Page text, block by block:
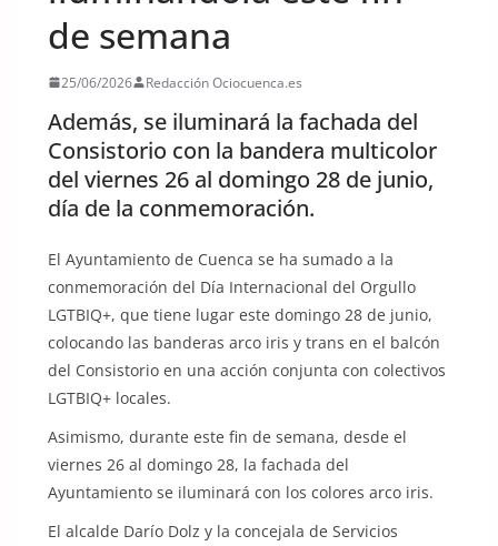
de semana
25/06/2026 Redacción Ociocuenca.es
Además, se iluminará la fachada del
Consistorio con la bandera multicolor
del viernes 26 al domingo 28 de junio,
día de la conmemoración.
El Ayuntamiento de Cuenca se ha sumado a la
conmemoración del Día Internacional del Orgullo
LGTBIQ+, que tiene lugar este domingo 28 de junio,
colocando las banderas arco iris y trans en el balcón
del Consistorio en una acción conjunta con colectivos
LGTBIQ+ locales.
Asimismo, durante este fin de semana, desde el
viernes 26 al domingo 28, la fachada del
Ayuntamiento se iluminará con los colores arco iris.
El alcalde Darío Dolz y la concejala de Servicios